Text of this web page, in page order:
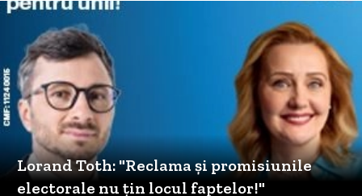
Lorand Toth: "Reclama și promisiunile
electorale nu țin locul faptelor!"